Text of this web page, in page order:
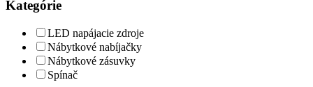
Kategórie
LED napájacie zdroje
Nábytkové nabíjačky
Nábytkové zásuvky
Spínač